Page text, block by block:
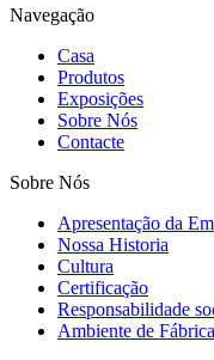
Navegação
Casa
Produtos
Exposições
Sobre Nós
Contacte
Sobre Nós
Apresentação da
Nossa Historia
Cultura
Certificação
Responsabilidade
Ambiente de